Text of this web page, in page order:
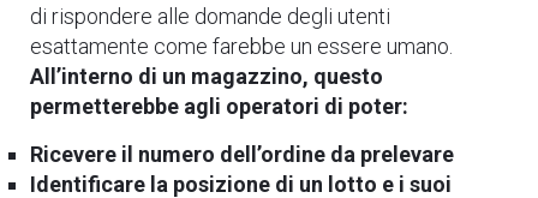
di rispondere alle domande degli utenti
esattamente come farebbe un essere umano.
All’interno di un magazzino, questo
permetterebbe agli operatori di poter:
Ricevere il numero dell’ordine da prelevare
Identificare la posizione di un lotto e i suoi